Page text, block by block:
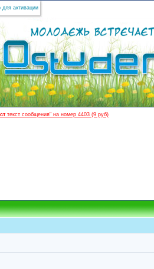
активации
текст сообщения" на номер 4403 (9 руб)